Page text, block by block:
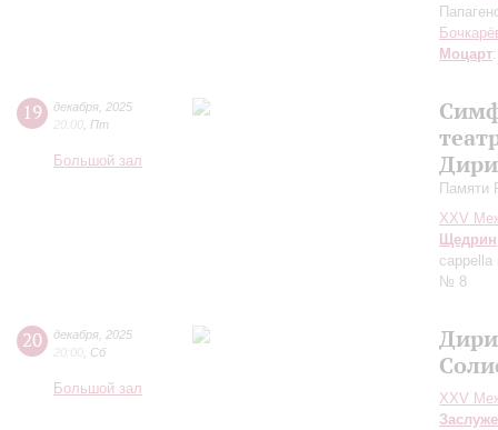
Моцарт
19 декабря 2025
20:00 Пт
Большой зал
Памяти
XXV
Щедрин
№ 8
20 декабря 2025
20:00 Сб
Большой зал
XXV